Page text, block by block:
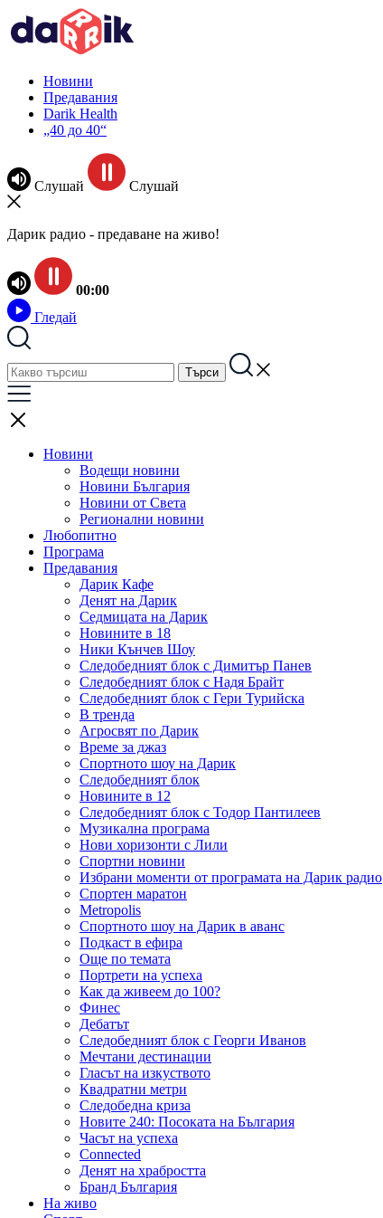
Новини
Предавания
Darik Health
„40 до 40“
Слушай Слушай
Дарик радио - предаване на живо!
00:00
Гледай
Новини
Водещи новини
Новини България
Новини от Света
Регионални новини
Любопитно
Програма
Предавания
Дарик Кафе
Денят на Дарик
Седмицата на Дарик
Новините в 18
Ники Кънчев Шоу
Следобедният блок с Димитър Панев
Следобедният блок с Надя Брайт
Следобедният блок с Гери Турийска
В тренда
Агросвят по Дарик
Време за джаз
Спортното шоу на Дарик
Следобедният блок
Новините в 12
Следобедният блок с Тодор Пантилеев
Музикална програма
Нови хоризонти с Лили
Спортни новини
Избрани моменти от програмата на Дарик радио
Спортен маратон
Metropolis
Спортното шоу на Дарик в аванс
Подкаст в ефира
Още по темата
Портрети на успеха
Как да живеем до 100?
Финес
Дебатът
Следобедният блок с Георги Иванов
Мечтани дестинации
Гласът на изкуството
Квадратни метри
Следобедна криза
Новите 240: Посоката на България
Часът на успеха
Connected
Денят на храбростта
Бранд България
На живо